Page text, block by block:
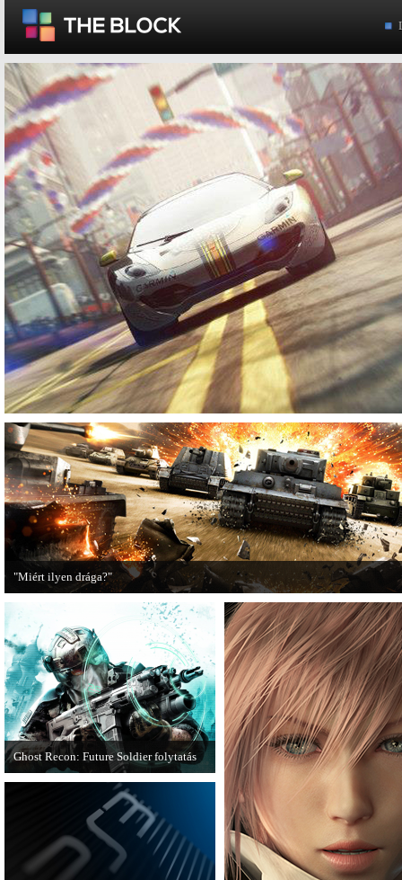
"Miért ilyen drága?"
A PC Guru utánajárt, miért kerülnek olyan sokba a AAA-kategóriás
Ghost Recon: Future Soldier folytatás
Több jel is utal arra, hogy készülőben
van a Ghost Recon: Future Soldier
következő epizódja.